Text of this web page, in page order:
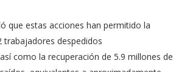
que estas acciones han permitido la
trabajadores despedidos
como la recuperación de 5.9 millones de